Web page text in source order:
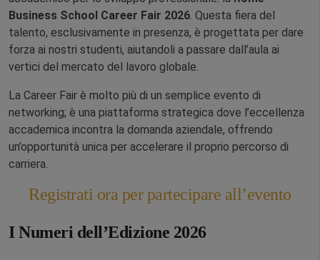
Business School Career Fair 2026 . Questa fiera del
talento, esclusivamente in presenza, è progettata per dare
forza ai nostri studenti, aiutandoli a passare dall’aula ai
vertici del mercato del lavoro globale.
La Career Fair è molto più di un semplice evento di
networking; è una piattaforma strategica dove l’eccellenza
accademica incontra la domanda aziendale, offrendo
un’opportunità unica per accelerare il proprio percorso di
carriera.
Registrati ora per partecipare all’evento
I Numeri dell’Edizione 2026